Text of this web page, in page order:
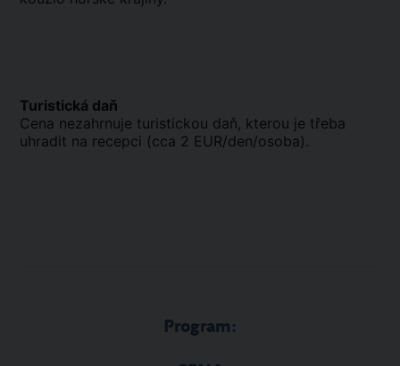
Turistická daň
Cena nezahrnuje turistickou daň, kterou je třeba
uhradit na recepci (cca 2 EUR/den/osoba).
Program: